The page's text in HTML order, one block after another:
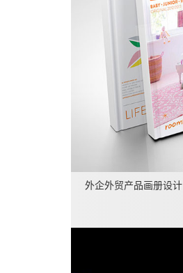
外企外贸产品画册设计